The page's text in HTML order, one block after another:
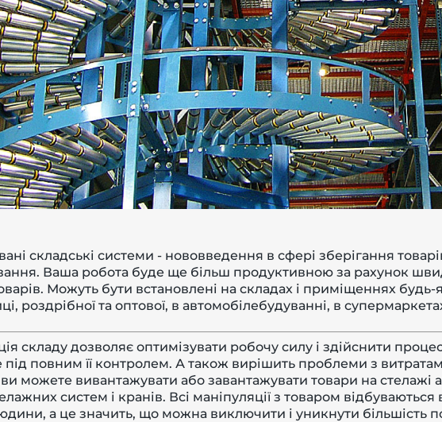
складські системи - нововведення в сфері зберігання
Ваша робота буде ще більш продуктивною за рахунок
Можуть бути встановлені на складах і приміщеннях
роздрібної та оптової, в автомобілебудуванні, в
складу дозволяє оптимізувати робочу силу і здійснити
повним її контролем. А також вирішить проблеми з
можете вивантажувати або завантажувати товари на стелажі
систем і кранів. Всі маніпуляції з товаром
а це значить, що можна виключити і уникнути більшість